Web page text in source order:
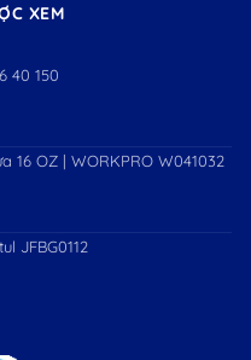
XEM
40 150
16 OZ | WORKPRO W041032
JFBG0112